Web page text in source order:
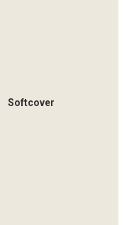
Softcover